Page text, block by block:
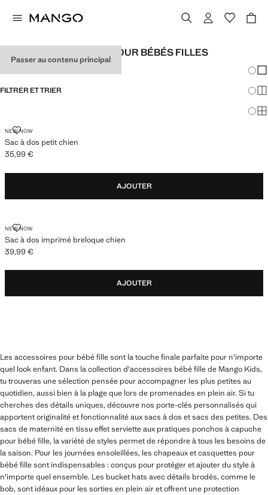
Passer au contenu principal
PLUS D'ACCESSOIRES POUR BÉBÉS FILLES
FILTRER ET TRIER
NEW NOW
Sac à dos petit chien
SAC À DOS PETIT CHIEN
Prix actuel [35,99 € ]
35,99 €
AJOUTER
NEW NOW
Sac à dos imprimé breloque chien
SAC À DOS IMPRIMÉ BRELOQUE CHIEN
Prix actuel [39,99 € ]
39,99 €
AJOUTER
Les accessoires pour bébé fille sont la touche finale parfaite pour n'importe
quel look enfant. Dans la collection d'accessoires bébé fille de Mango Kids,
tu trouveras une sélection pensée pour accompagner les plus petites au
quotidien, aussi bien à la plage que lors de promenades en plein air. Si tu
cherches des détails uniques, découvre nos porte-clés personnalisés qui
apportent originalité et fonctionnalité aux sacs à dos et sacs des petites. Des
sacs de maternité en tissu effet serviette aux pratiques ponchos à capuche
pour bébé fille, la variété de styles permet de répondre à tous les besoins de
la saison. Pour les journées ensoleillées, les chapeaux et casquettes pour
bébé fille sont indispensables : conçus pour protéger et ajouter du style à
n'importe quel ensemble. Les bucket hats avec détails brodés, comme le
bob, sont idéaux pour les sorties en plein air et offrent une protection